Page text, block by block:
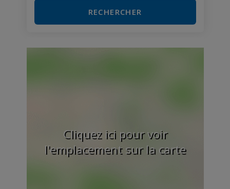
RECHERCHER
Cliquez ici pour voir
l'emplacement sur la carte